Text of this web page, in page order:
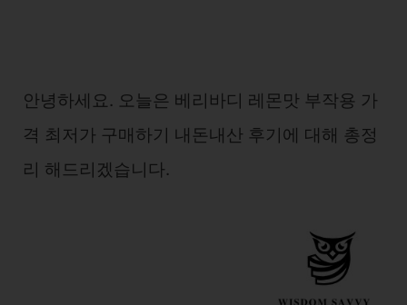
안녕하세요. 오늘은 베리바디 레몬맛 부작용 가
격 최저가 구매하기 내돈내산 후기에 대해 총정
리 해드리겠습니다.